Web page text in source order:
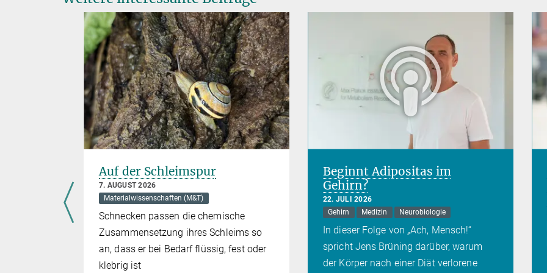
Auf der Schleimspur
7. AUGUST 2026
Materialwissenschaften (M&T)
Schnecken passen die chemische
Zusammensetzung ihres Schleims so
an, dass er bei Bedarf flüssig, fest oder
klebrig ist
Beginnt Adipositas im
Gehirn?
22. JULI 2026
Gehirn
Medizin Neurobiologie
In dieser Folge von „Ach, Mensch!“
spricht Jens Brüning darüber, warum
der Körper nach einer Diät verlorene